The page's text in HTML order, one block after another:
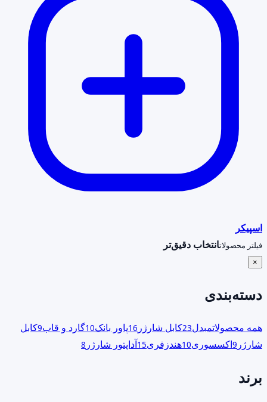
اسپیکر
فیلتر محصولاتانتخاب دقیق‌تر
×
دسته‌بندی
همه محصولاتمبدل23کابل شارژر 16پاور بانک10گارد و قاب9کابل
شارژر 9اکسسوری10هندزفری15آداپتور شارژر 8
برند